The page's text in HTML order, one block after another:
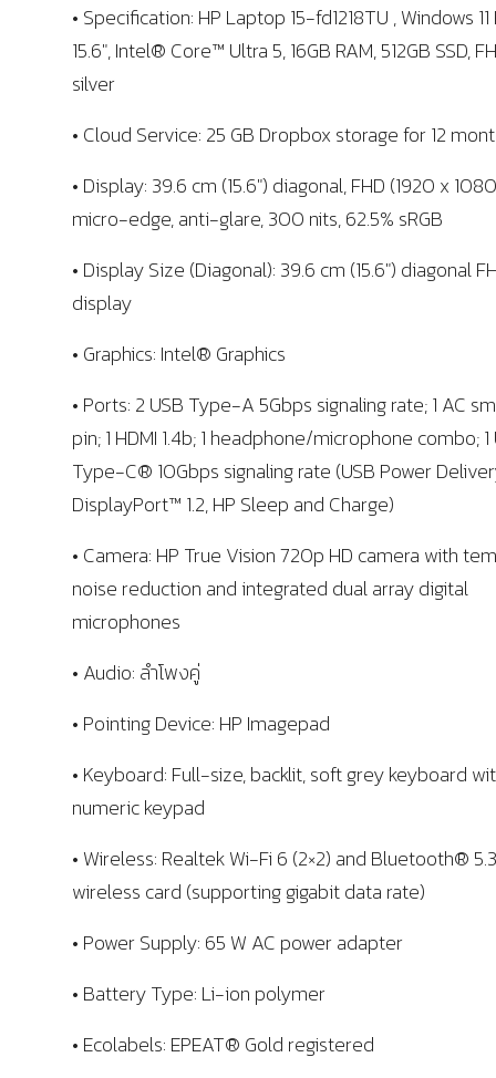
• Specification: HP Laptop 15-fd1218TU , Windows
15.6″, Intel® Core™ Ultra 5, 16GB RAM, 512GB SSD,
silver
• Cloud Service: 25 GB Dropbox storage for 12
• Display: 39.6 cm (15.6″) diagonal, FHD (1920 x
micro-edge, anti-glare, 300 nits, 62.5% sRGB
• Display Size (Diagonal): 39.6 cm (15.6″) diagonal
display
• Graphics: Intel® Graphics
• Ports: 2 USB Type-A 5Gbps signaling rate; 1 AC
pin; 1 HDMI 1.4b; 1 headphone/microphone combo; 1
Type-C® 10Gbps signaling rate (USB Power
DisplayPort™ 1.2, HP Sleep and Charge)
• Camera: HP True Vision 720p HD camera with
noise reduction and integrated dual array digital
microphones
• Audio: ลำโพงคู่
• Pointing Device: HP Imagepad
• Keyboard: Full-size, backlit, soft grey keyboard
numeric keypad
• Wireless: Realtek Wi-Fi 6 (2×2) and Bluetooth® 5.3
wireless card (supporting gigabit data rate)
• Power Supply: 65 W AC power adapter
• Battery Type: Li-ion polymer
• Ecolabels: EPEAT® Gold registered